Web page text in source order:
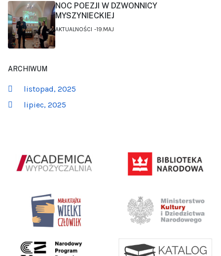
NOC POEZJI W DZWONNICY
MYSZYNIECKIEJ
AKTUALNOŚCI 19.MAJ
ARCHIWUM
listopad, 2025
lipiec, 2025